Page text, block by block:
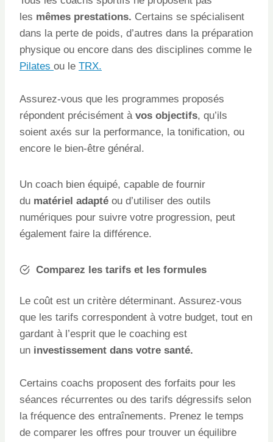
les mêmes prestations. Certains se spécialisent
dans la perte de poids, d’autres dans la préparation
physique ou encore dans des disciplines comme le
Pilates ou le TRX.
Assurez-vous que les programmes proposés
répondent précisément à vos objectifs, qu’ils
soient axés sur la performance, la tonification, ou
encore le bien-être général.
Un coach bien équipé, capable de fournir
du matériel adapté ou d’utiliser des outils
numériques pour suivre votre progression, peut
également faire la différence.
Comparez les tarifs et les formules
Le coût est un critère déterminant. Assurez-vous
que les tarifs correspondent à votre budget, tout en
gardant à l’esprit que le coaching est
un investissement dans votre santé.
Certains coachs proposent des forfaits pour les
séances récurrentes ou des tarifs dégressifs selon
la fréquence des entraînements. Prenez le temps
de comparer les offres pour trouver un équilibre